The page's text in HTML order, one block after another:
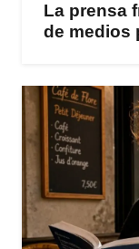
La prensa
de medios